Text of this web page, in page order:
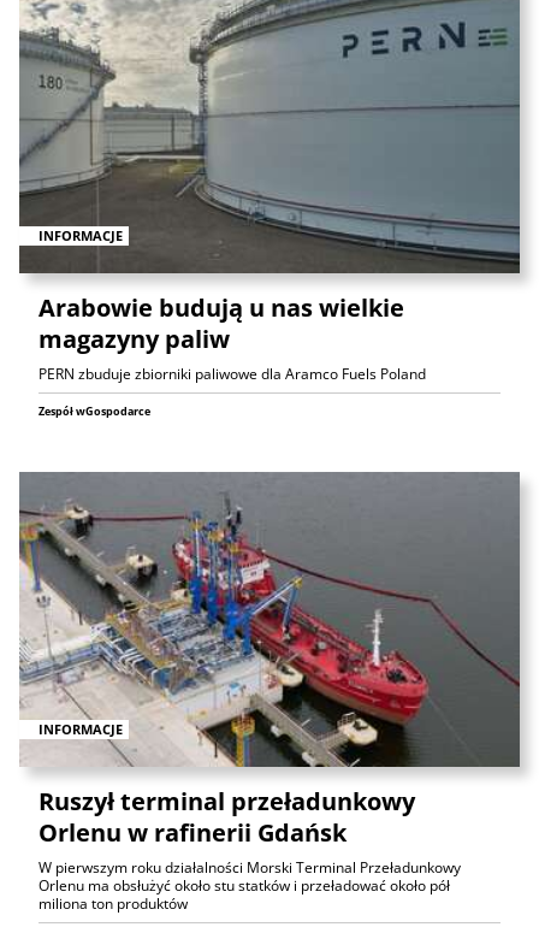
INFORMACJE
Arabowie budują u nas wielkie
magazyny paliw
PERN zbuduje zbiorniki paliwowe dla Aramco Fuels Poland
Zespół wGospodarce
INFORMACJE
Ruszył terminal przeładunkowy
Orlenu w rafinerii Gdańsk
W pierwszym roku działalności Morski Terminal Przeładunkowy
Orlenu ma obsłużyć około stu statków i przeładować około pół
miliona ton produktów